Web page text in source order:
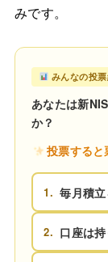
みです。
みんなの投
あなたは新
か？
投票すると
1. 毎月積
2. 口座は